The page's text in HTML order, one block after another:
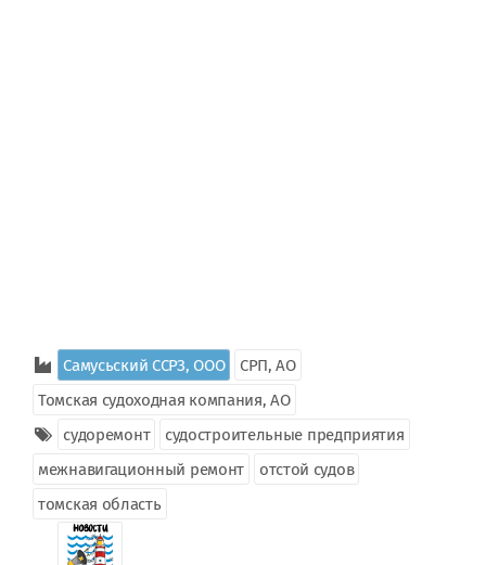
Самусьский CCРЗ, ООО
СРП, АО
Томская судоходная компания, АО
судоремонт
судостроительные предприятия
межнавигационный ремонт
отстой судов
томская область